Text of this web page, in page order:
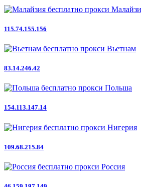
115.74.155.156
Вьетнам
83.14.246.42
Польша
154.113.147.14
Нигерия
109.68.215.84
Россия